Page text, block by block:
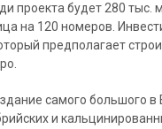
проекта будет 280
на 120 номеров.
предполагает
самого большого
и